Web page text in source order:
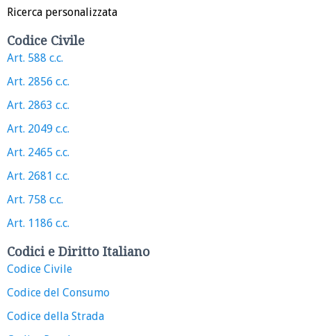
Ricerca personalizzata
Codice Civile
Art. 588 c.c.
Art. 2856 c.c.
Art. 2863 c.c.
Art. 2049 c.c.
Art. 2465 c.c.
Art. 2681 c.c.
Art. 758 c.c.
Art. 1186 c.c.
Codici e Diritto Italiano
Codice Civile
Codice del Consumo
Codice della Strada